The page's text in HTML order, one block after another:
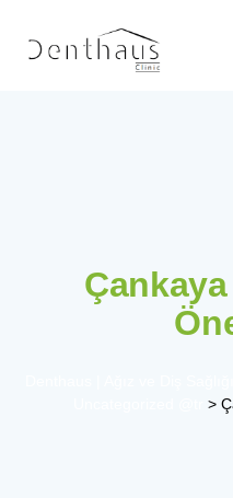
>